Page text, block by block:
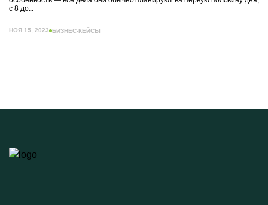
с 8 до...
НОЯ 15, 2023 БИЗНЕС-КЕЙСЫ